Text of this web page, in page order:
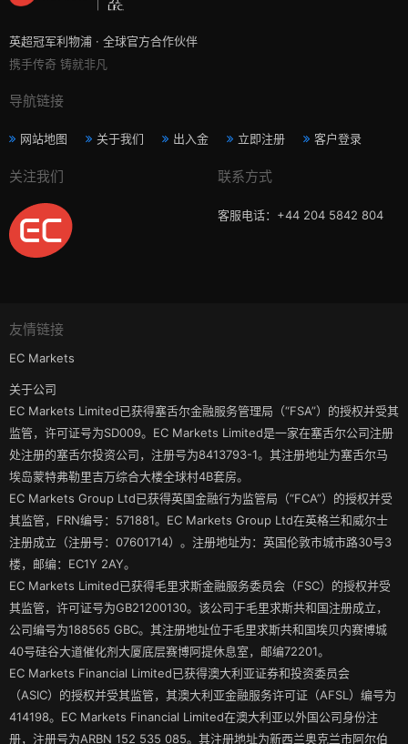
英超冠军利物浦 · 全球官方合作伙伴
携手传奇 铸就非凡
导航链接
网站地图 关于我们 出入金 立即注册 客户登录
关注我们 联系方式
客服电话：+44 204 5842 804
友情链接
EC Markets
关于公司
EC Markets Limited已获得塞舌尔金融服务管理局（“FSA”）的授权并受其
监管，许可证号为SD009。EC Markets Limited是一家在塞舌尔公司注册
处注册的塞舌尔投资公司，注册号为8413793-1。其注册地址为塞舌尔马
埃岛蒙特弗勒里吉万综合大楼全球村4B套房。
EC Markets Group Ltd已获得英国金融行为监管局（“FCA”）的授权并受
其监管，FRN编号：571881。EC Markets Group Ltd在英格兰和威尔士
注册成立（注册号：07601714）。注册地址为：英国伦敦市城市路30号3
楼，邮编：EC1Y 2AY。
EC Markets Limited已获得毛里求斯金融服务委员会（FSC）的授权并受
其监管，许可证号为GB21200130。该公司于毛里求斯共和国注册成立，
公司编号为188565 GBC。其注册地址位于毛里求斯共和国埃贝内赛博城
40号硅谷大道催化剂大厦底层赛博阿提休息室，邮编72201。
EC Markets Financial Limited已获得澳大利亚证券和投资委员会
（ASIC）的授权并受其监管，其澳大利亚金融服务许可证（AFSL）编号为
414198。EC Markets Financial Limited在澳大利亚以外国公司身份注
册，注册号为ARBN 152 535 085。其注册地址为新西兰奥克兰市阿尔伯